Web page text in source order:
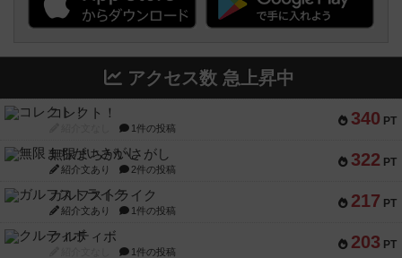
アクセス数 急上昇中
340 PT
コレクト！
1件の投稿
322 PT
無限まちがいさがし
紹介文あり 2件の投稿
217 PT
ガルフストライク
紹介文あり 1件の投稿
203 PT
クルティボ
1件の投稿